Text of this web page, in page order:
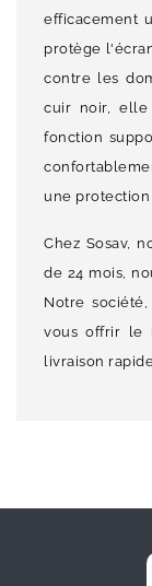
efficacement
protège
contre les
cuir noir, elle
fonction
une
Chez Sosav,
de 24 mois,
Notre
vous offrir le
livraison